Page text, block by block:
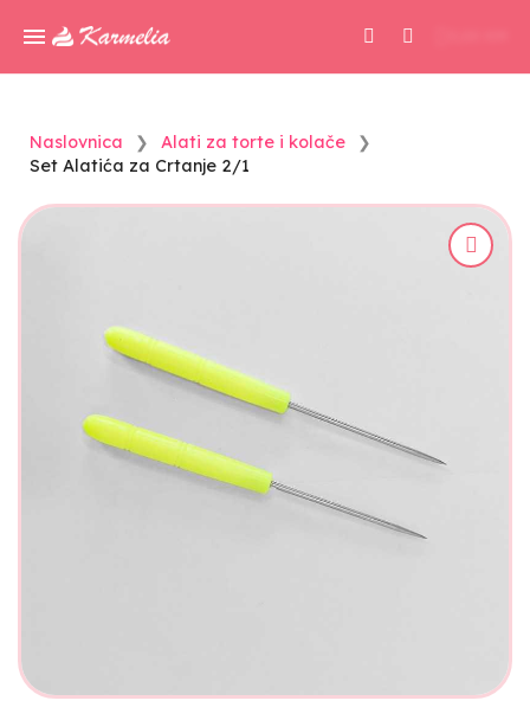
Naslovnica
Alati za torte i kolače
Set Alatića za Crtanje 2/1